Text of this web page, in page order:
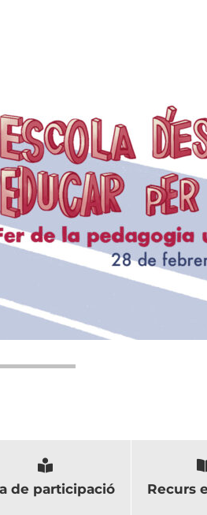
de participació Recurs